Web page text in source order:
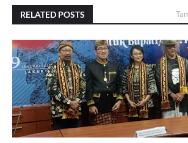
RELATED POSTS